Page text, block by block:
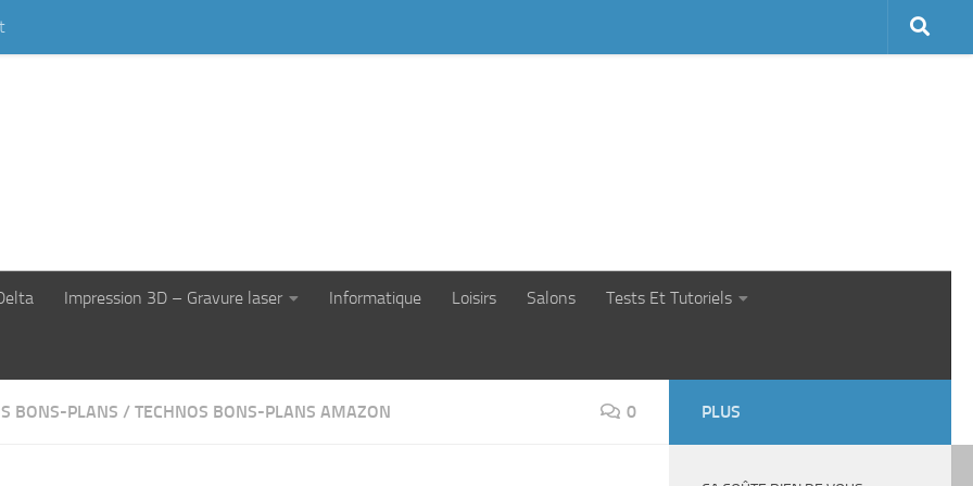
Impression 3D – Gravure laser Informatique Loisirs Salons Tests Et Tutoriels
BONS-PLANS / TECHNOS BONS-PLANS AMAZON 0 PLUS